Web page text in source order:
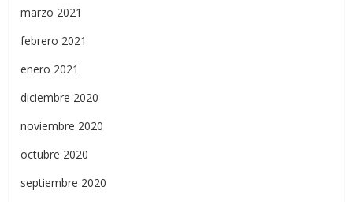
marzo 2021
febrero 2021
enero 2021
diciembre 2020
noviembre 2020
octubre 2020
septiembre 2020